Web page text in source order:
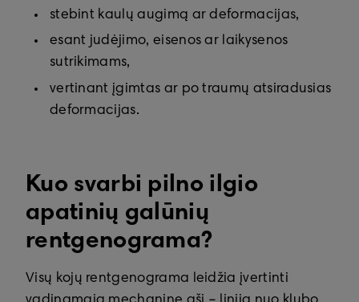
stebint kaulų augimą ar deformacijas,
esant judėjimo, eisenos ar laikysenos
sutrikimams,
vertinant įgimtas ar po traumų atsiradusias
deformacijas.
Kuo svarbi pilno ilgio
apatinių galūnių
rentgenograma?
Visų kojų rentgenograma leidžia įvertinti